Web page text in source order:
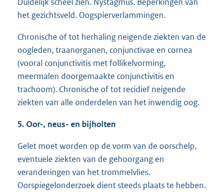
het gezichtsveld. Oogspierverlammingen.
Chronische of tot herhaling neigende ziekten van de
oogleden, traanorganen, conjunctivae en cornea
(vooral conjunctivitis met follikelvorming,
meermalen doorgemaakte conjunctivitis en
trachoom). Chronische of tot recidief neigende
ziekten van alle onderdelen van het inwendig oog.
5. Oor-, neus- en bijholten
Gelet moet worden op de vorm van de oorschelp,
eventuele ziekten van de gehoorgang en
veranderingen van het trommelvlies.
Oorspiegelonderzoek dient steeds plaats te hebben.